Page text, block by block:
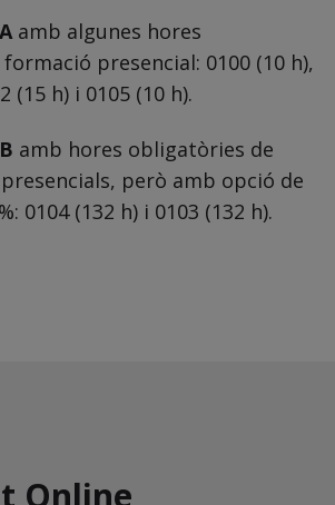
amb algunes hores
presencial: 0100 (10 h),
(15 h) i 0105 (10 h).
amb hores obligatòries de
però amb opció de
0104 (132 h) i 0103 (132 h).
Online